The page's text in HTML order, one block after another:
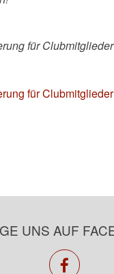
für Clubmitglieder
für Clubmitglieder
UNS AUF